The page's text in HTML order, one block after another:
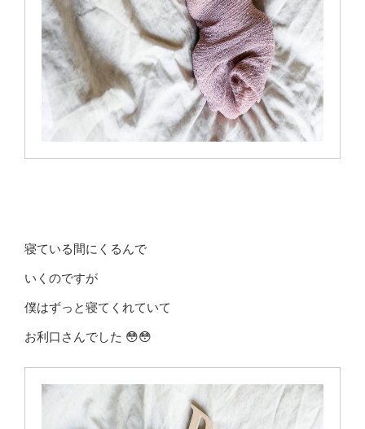
寝ている間にくるんで
いくのですが
僕はずっと寝てくれていて
お利口さんでした 😳😳